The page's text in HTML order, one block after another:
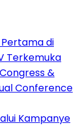
Pertama di
Terkemuka
&
Conference
Kampanye